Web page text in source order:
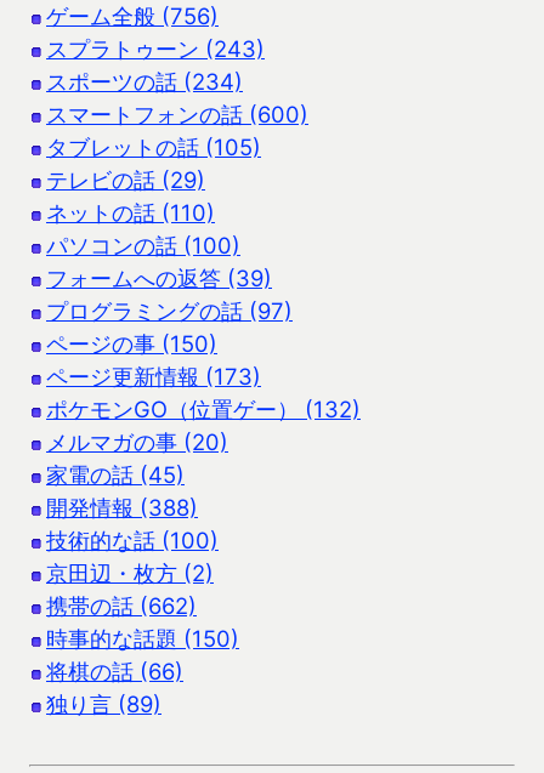
ゲーム全般 (756)
スプラトゥーン (243)
スポーツの話 (234)
スマートフォンの話 (600)
タブレットの話 (105)
テレビの話 (29)
ネットの話 (110)
パソコンの話 (100)
フォームへの返答 (39)
プログラミングの話 (97)
ページの事 (150)
ページ更新情報 (173)
ポケモンGO（位置ゲー） (132)
メルマガの事 (20)
家電の話 (45)
開発情報 (388)
技術的な話 (100)
京田辺・枚方 (2)
携帯の話 (662)
時事的な話題 (150)
将棋の話 (66)
独り言 (89)